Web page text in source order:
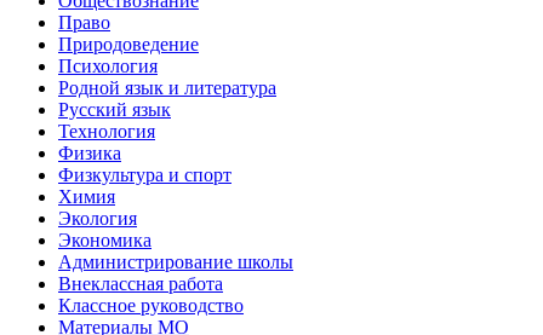
Право
Природоведение
Психология
Родной язык и литература
Русский язык
Технология
Физика
Физкультура и спорт
Химия
Экология
Экономика
Администрирование школы
Внеклассная работа
Классное руководство
Материалы МО